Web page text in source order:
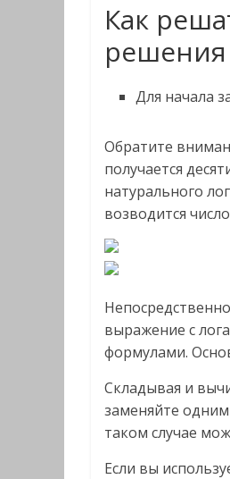
Как
решения
Для начала
Обратите
получается
натурального
возводится
выражение с
формулами.
Складывая и
заменяйте
таком случае
Если вы